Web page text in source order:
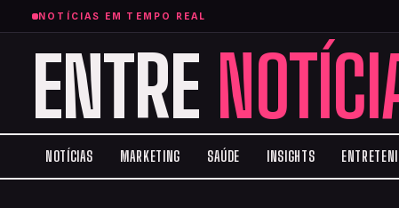
NOTÍCIAS EM TEMPO REAL
ENTRE
NOTÍCIAS MARKETING SAÚDE INSIGHTS